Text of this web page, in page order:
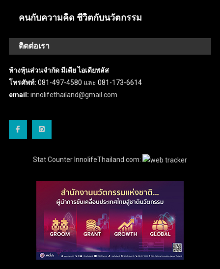
คนกับความคิด ชีวิตกับนวัตกรรม
ติดต่อเรา
ห้างหุ้นส่วนจำกัด มีเดีย ไอเดียพลัส
โทรศัพท์: 081-497-4580 และ 081-173-6614
email: innolifethailand@gmail.com
Stat Counter InnolifeThailand.com: